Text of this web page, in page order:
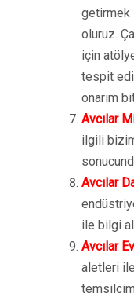
getirmek
oluruz.
için
tespit
onarım
Avcılar
ilgili
Avcılar
ile bilgi
Avcılar
aletleri